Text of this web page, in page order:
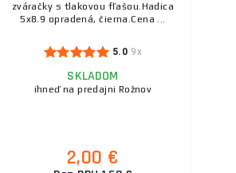
zváračky s tlakovou fľašou.Hadica
5x8.9 opradená, čierna.Cena ...
5.0 9x
SKLADOM
ihneď na predajni Rožnov
2,00 €